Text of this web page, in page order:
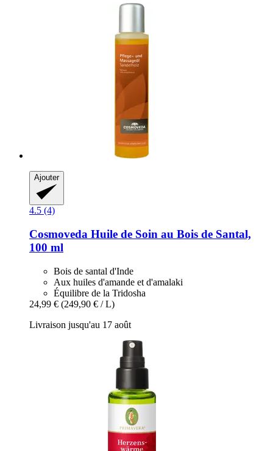
Ajouter
4.5 (4)
Cosmoveda Huile de Soin au Bois de Santal,
100 ml
Bois de santal d'Inde
Aux huiles d'amande et d'amalaki
Équilibre de la Tridosha
24,99 € (249,90 € / L)
Livraison jusqu'au 17 août